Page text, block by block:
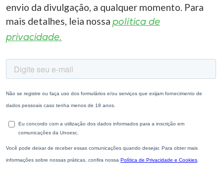
envio da divulgação, a qualquer momento. Para
mais detalhes, leia nossa política de
privacidade.